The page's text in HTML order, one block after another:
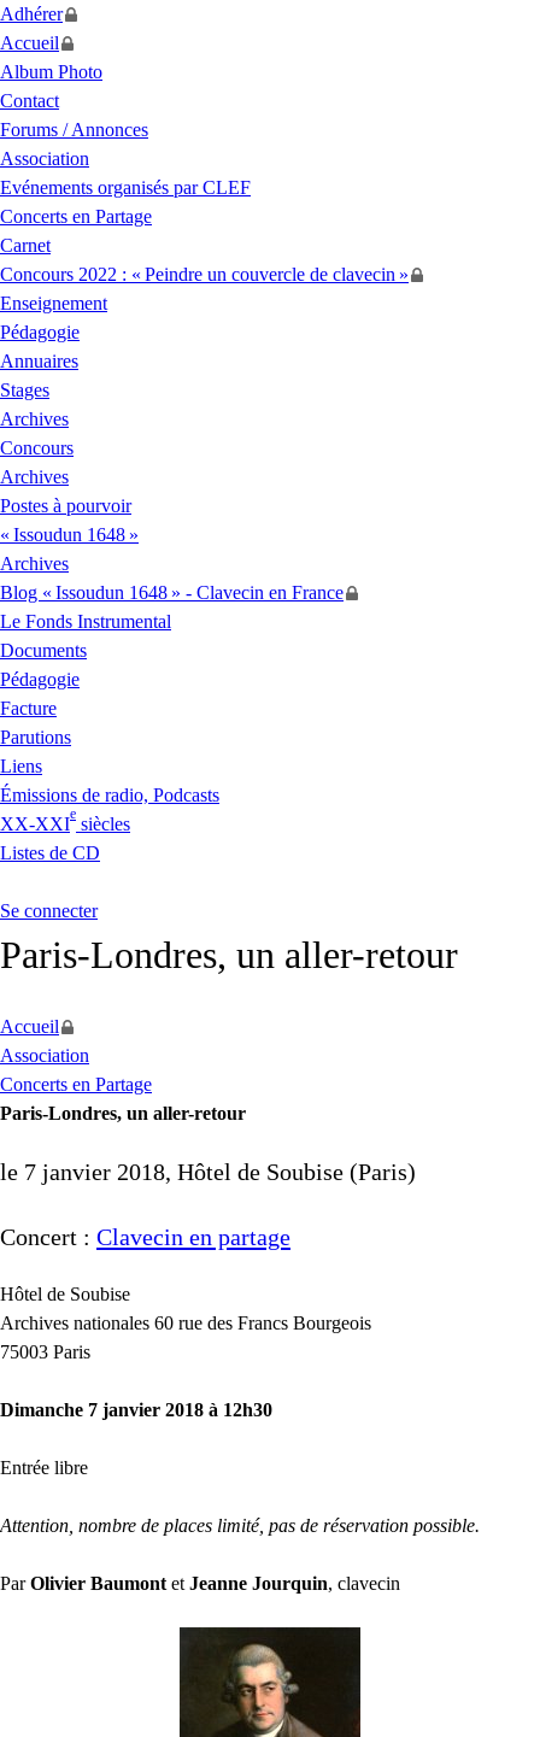
Adhérer
Accueil
Album Photo
Contact
Forums / Annonces
Association
Evénements organisés parCLEF
Concerts en Partage
Carnet
Concours 2022 : « Peindre un couvercle de clavecin »
Enseignement
Pédagogie
Annuaires
Stages
Archives
Concours
Archives
Postes à pourvoir
« Issoudun 1648 »
Archives
Blog « Issoudun 1648 » - Clavecin en France
Le Fonds Instrumental
Documents
Pédagogie
Facture
Parutions
Liens
Émissions de radio, Podcasts
XX-XXI
e
siècles
Listes de CD
Se connecter
Paris-Londres, un aller-retour
Accueil
Association
Concerts en Partage
Paris-Londres, un aller-retour
le 7 janvier 2018, Hôtel de Soubise (Paris)
Concert : Clavecin en partage
Hôtel de Soubise
Archives nationales 60 rue des Francs Bourgeois
75003 Paris
Dimanche 7 janvier 2018 à 12h30
Entrée libre
Attention, nombre de places limité, pas de réservation possible.
ParOlivier Baumont et Jeanne Jourquin, clavecin